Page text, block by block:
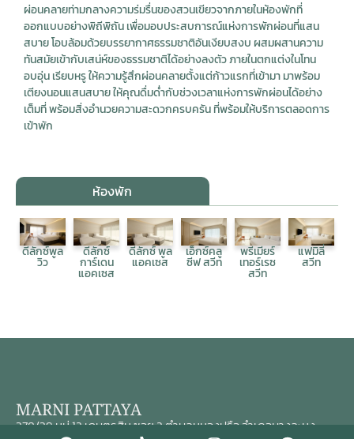
ผ่อนคลายท่ามกลางความร่มรื่นของสวนเขียวจากภายในห้องพักที่
ออกแบบอย่างพิถีพิถัน เพื่อมอบประสบการณ์แห่งการพักผ่อนที่แสน
สบาย โอบล้อมด้วยบรรยากาศธรรมชาติอันเงียบสงบ ผสมผสานความ
ทันสมัยเข้ากับเสน่ห์ของธรรมชาติได้อย่างลงตัว ภายในตกแต่งในโทน
อบอุ่น เรียบหรู ให้ความรู้สึกผ่อนคลายตั้งแต่ก้าวแรกที่เข้ามา มาพร้อม
เตียงนอนแสนสบาย ให้คุณดื่มด่ำกับช่วงเวลาแห่งการพักผ่อนได้อย่าง
เต็มที่ พร้อมสิ่งอำนวยความสะดวกครบครัน ที่พร้อมให้บริการตลอดการ
เข้าพัก
ห้องพัก
ดีลักซ์พูล
วิว
ดีลักซ์
การ์เดน
แอคเซส
ดีลักซ์ พูล
แอคเซส
เอ็กซ์คลู
ซีฟ สวีท
พรีเมียร์
เทอร์เรซ
สวีท
แฟมิลี่
สวีท
MARNI PATTAYA
378/39 หมู่ 12 เกษตรสิน ซอย 2 ตำบลหนองปรือ อำเภอบางละมุง